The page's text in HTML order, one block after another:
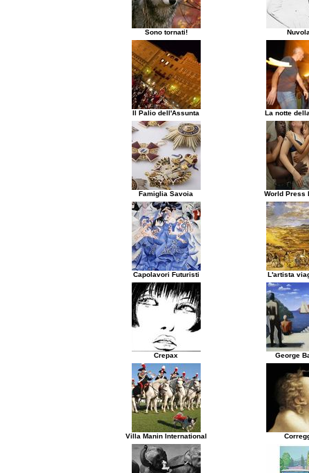
Sono tornati!
Il Palio dell'Assunta La notte
Famiglia Savoia World Press
Capolavori Futuristi L'artista
Crepax George
Villa Manin International